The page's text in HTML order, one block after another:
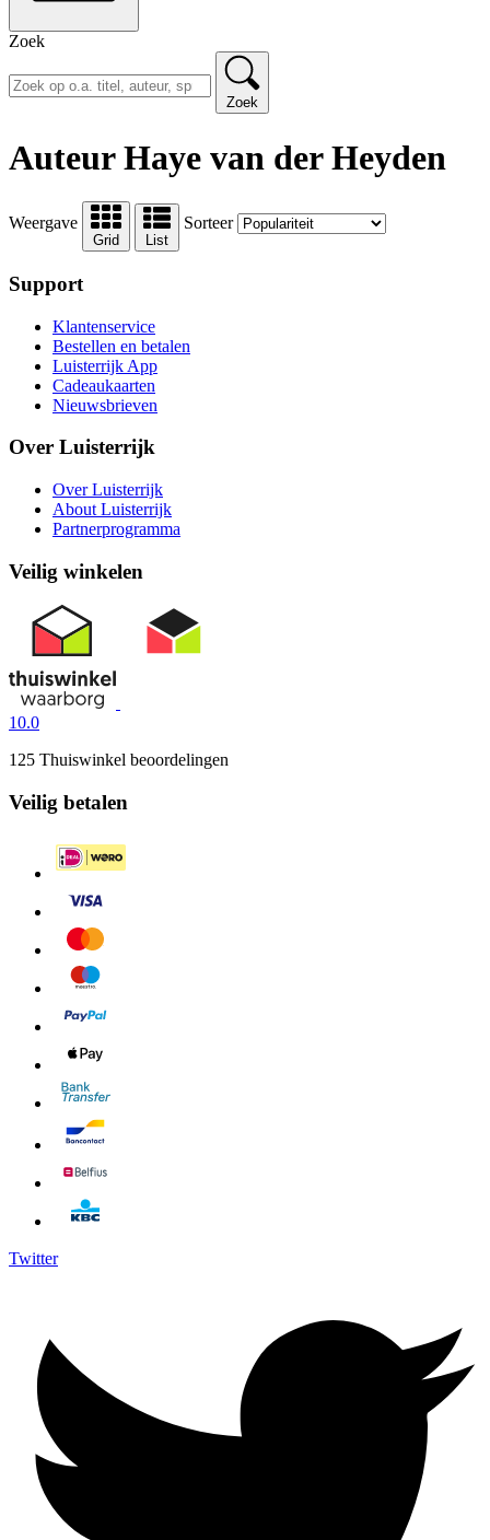
Zoek
Zoek
Auteur Haye van der Heyden
Weergave
Grid List
Sorteer
Support
Klantenservice
Bestellen en betalen
Luisterrijk App
Cadeaukaarten
Nieuwsbrieven
Over Luisterrijk
Over Luisterrijk
About Luisterrijk
Partnerprogramma
Veilig winkelen
10.0
125 Thuiswinkel beoordelingen
Veilig betalen
Twitter